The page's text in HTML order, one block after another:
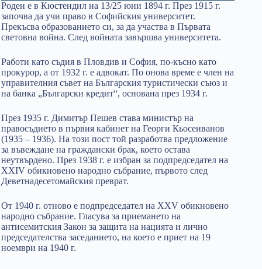
Роден е в Кюстендил на 13/25 юни 1894 г. През 1915 г.
започва да учи право в Софийския университет.
Прекъсва образованието си, за да участва в Първата
световна война. След войната завършва университета.
Работи като съдия в Пловдив и София, по-късно като
прокурор, а от 1932 г. е адвокат. По онова време е член на
управителния съвет на Българския туристически съюз и
на банка „Български кредит“, основана през 1934 г.
През 1935 г. Димитър Пешев става министър на
правосъдието в първия кабинет на Георги Кьосеиванов
(1935 – 1936). На този пост той разработва предложение
за въвеждане на граждански брак, което остава
неутвърдено. През 1938 г. е избран за подпредседател на
XXIV обикновено народно събрание, първото след
Деветнадесетомайския преврат.
От 1940 г. отново е подпредседател на XXV обикновено
народно събрание. Гласува за приемането на
антисемитския Закон за защита на нацията и лично
председателства заседанието, на което е приет на 19
ноември на 1940 г.